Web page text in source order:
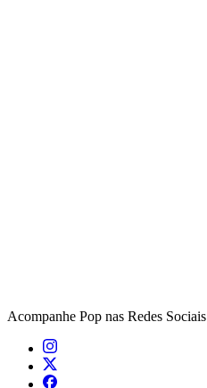
Acompanhe Pop nas Redes Sociais